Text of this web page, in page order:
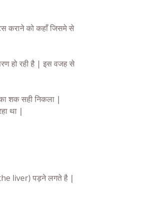
कराने को कहाँ जिसमे से
हो रही है | इस वजह से
शक सही निकला |
था |
the liver) पड़ने लगते है |